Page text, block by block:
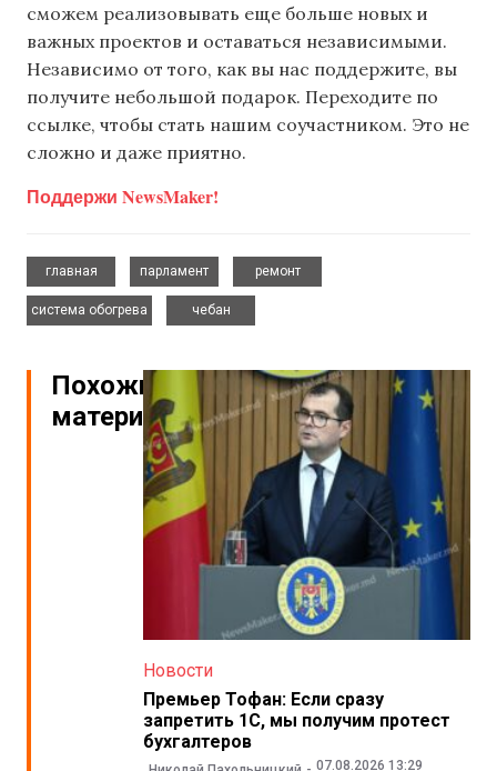
сможем реализовывать еще больше новых и
важных проектов и оставаться независимыми.
Независимо от того, как вы нас поддержите, вы
получите небольшой подарок. Переходите по
ссылке, чтобы стать нашим соучастником. Это не
сложно и даже приятно.
Поддержи NewsMaker!
главная
парламент
ремонт
система обогрева
чебан
Похожие
материалы
Новости
Премьер Тофан: Если сразу
запретить 1С, мы получим протест
бухгалтеров
07.08.2026 13:29